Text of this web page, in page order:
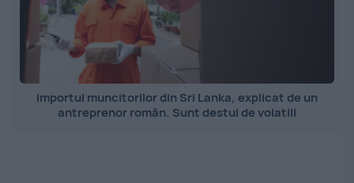
Importul muncitorilor din Sri Lanka, explicat de un
antreprenor român. Sunt destul de volatili